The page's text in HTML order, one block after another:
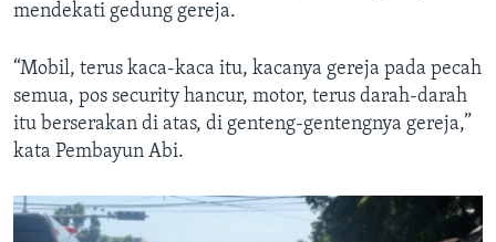
mendekati gedung gereja.
“Mobil, terus kaca-kaca itu, kacanya gereja pada pecah
semua, pos security hancur, motor, terus darah-darah
itu berserakan di atas, di genteng-gentengnya gereja,”
kata Pembayun Abi.